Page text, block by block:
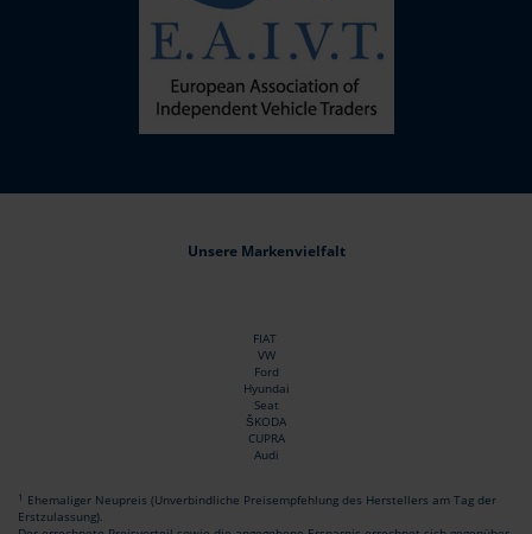
Unsere Markenvielfalt
FIAT
VW
Ford
Hyundai
Seat
ŠKODA
CUPRA
Audi
1 Ehemaliger Neupreis (Unverbindliche Preisempfehlung des Herstellers am Tag der
Erstzulassung).